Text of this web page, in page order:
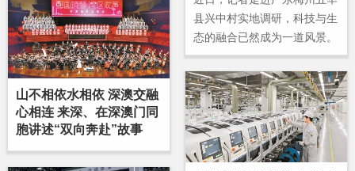
县兴中村实地调研，科技与生
态的融合已然成为一道风景。
人工智能课程，让同学们亲身
感受前沿技术的魅力，跨越知
识界限。
山不相依水相依 深澳交融
心相连 来深、在深澳门同
胞讲述“双向奔赴”故事